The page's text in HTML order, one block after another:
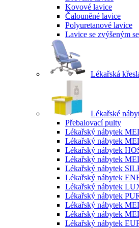
Kovové lavice
Čalouněné lavice
Polyuretanové lavice
Lavice se zvýšeným
Lékařská
Lékařské
Přebalovací pulty
Lékařský nábytek
Lékařský nábytek
Lékařský nábytek
Lékařský nábytek
Lékařský nábytek
Lékařský nábytek
Lékařský nábytek
Lékařský nábytek
Lékařský nábytek
Lékařský nábytek
Lékařský nábytek